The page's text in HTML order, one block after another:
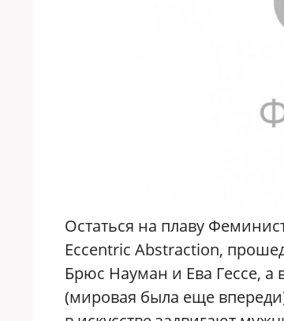
Остаться на плаву
Eccentric Abstraction,
Брюс Науман и Ева Гессе, а
(мировая была еще